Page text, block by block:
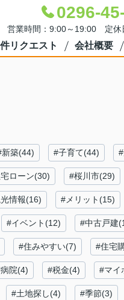
0296-
営業時間：9:00～19:00 定休
リクエスト 会社概要
新築(44) #子育て(44)
ローン(30) #桜川市(29)
情報(16) #メリット(15)
#イベント(12) #中古戸建
#住みやすい(7) #住宅
院(4) #税金(4) #マイ
#土地探し(4) #季節(3)